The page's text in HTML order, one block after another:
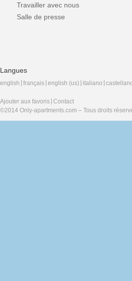
Travailler avec nous
Salle de presse
Langues
english français english (us) italiano
Ajouter aux favoris Contact
©2014 Only-apartments.com – Tous droits